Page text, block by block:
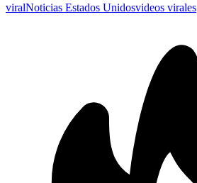
viralNoticias Estados Unidosvideos virales